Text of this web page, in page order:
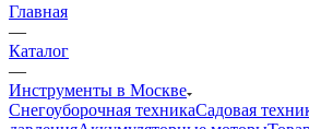
Главная
—
Каталог
—
Инструменты в Москве
Снегоуборочная техникаСадовая